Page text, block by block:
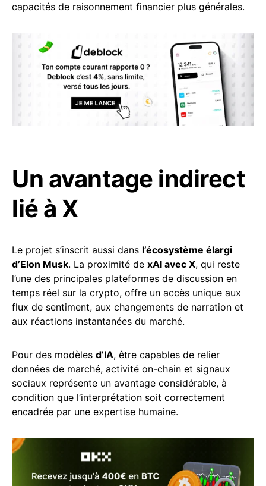
capacités de raisonnement financier plus générales.
Un avantage indirect
lié à X
Le projet s’inscrit aussi dans l’écosystème élargi
d’Elon Musk. La proximité de xAI avec X, qui reste
l’une des principales plateformes de discussion en
temps réel sur la crypto, offre un accès unique aux
flux de sentiment, aux changements de narration et
aux réactions instantanées du marché.
Pour des modèles d’IA, être capables de relier
données de marché, activité on-chain et signaux
sociaux représente un avantage considérable, à
condition que l’interprétation soit correctement
encadrée par une expertise humaine.